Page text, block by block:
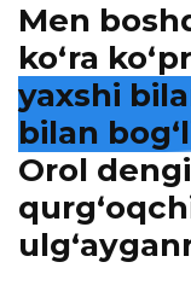
Men
ko‘ra
yaxshi
bilan
Orol